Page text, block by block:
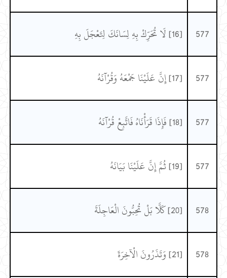
577 [16] لَا تُحَرِّكْ بِهِ لِسَانَكَ لِتَعْجَلَ بِهِ
577 [17] إِنَّ عَلَيْنَا جَمْعَهُ وَقُرْآنَهُ
577 [18] فَإِذَا قَرَأْنَاهُ فَاتَّبِعْ قُرْآنَهُ
577 [19] ثُمَّ إِنَّ عَلَيْنَا بَيَانَهُ
578 [20] كَلَّا بَلْ تُحِبُّونَ الْعَاجِلَةَ
578 [21] وَتَذَرُونَ الْآخِرَةَ